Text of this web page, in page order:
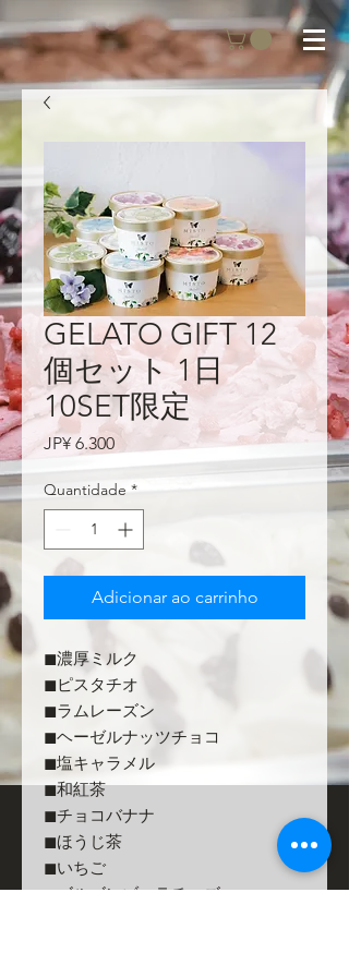
GELATO GIFT 12
個セット 1日
10SET限定
JP¥ 6.300Preço
Quantidade *
Adicionar ao carrinho
◼︎濃厚ミルク
◼︎ピスタチオ
◼︎ラムレーズン
◼︎ヘーゼルナッツチョコ
◼︎塩キャラメル
◼︎和紅茶
◼︎チョコバナナ
◼︎ほうじ茶
◼︎いちご
◼︎ゴルゴンゾーラチーズ